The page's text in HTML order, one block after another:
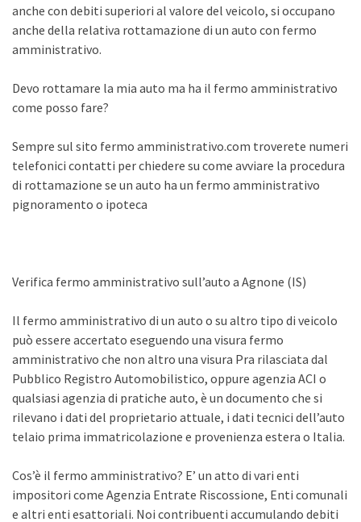
anche con debiti superiori al valore del veicolo, si occupano
anche della relativa rottamazione di un auto con fermo
amministrativo.
Devo rottamare la mia auto ma ha il fermo amministrativo
come posso fare?
Sempre sul sito fermo amministrativo.com troverete numeri
telefonici contatti per chiedere su come avviare la procedura
di rottamazione se un auto ha un fermo amministrativo
pignoramento o ipoteca
Verifica fermo amministrativo sull’auto a Agnone (IS)
Il fermo amministrativo di un auto o su altro tipo di veicolo
può essere accertato eseguendo una visura fermo
amministrativo che non altro una visura Pra rilasciata dal
Pubblico Registro Automobilistico, oppure agenzia ACI o
qualsiasi agenzia di pratiche auto, è un documento che si
rilevano i dati del proprietario attuale, i dati tecnici dell’auto
telaio prima immatricolazione e provenienza estera o Italia.
Cos’è il fermo amministrativo? E’ un atto di vari enti
impositori come Agenzia Entrate Riscossione, Enti comunali
e altri enti esattoriali. Noi contribuenti accumulando debiti